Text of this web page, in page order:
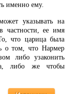
именно ему.
указывать на
частности, ее имя
что царица была
о том, что Нармер
либо узаконить
либо же чтобы